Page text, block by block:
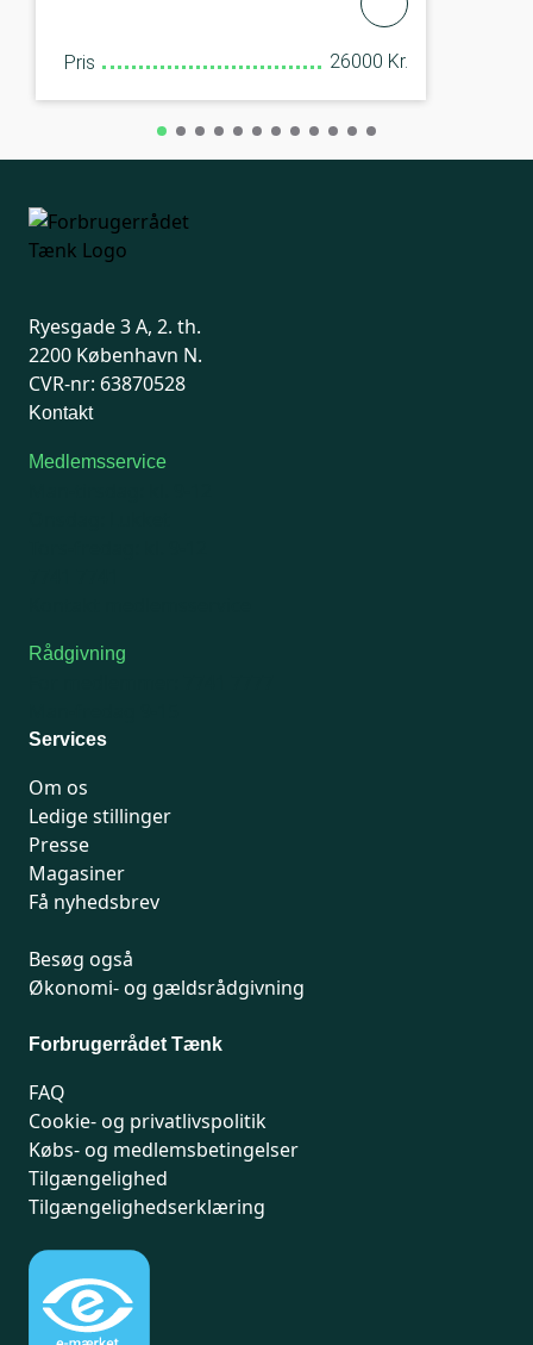
Pris 26000 Kr.
Ryesgade 3 A, 2. th.
2200 København N.
CVR-nr: 63870528
Kontakt
Medlemsservice
Rådgivning
Services
Om os
Ledige stillinger
Presse
Magasiner
Få nyhedsbrev
Besøg også
Økonomi- og gældsrådgivning
Forbrugerrådet Tænk
FAQ
Cookie- og privatlivspolitik
Købs- og medlemsbetingelser
Tilgængelighed
Tilgængelighedserklæring